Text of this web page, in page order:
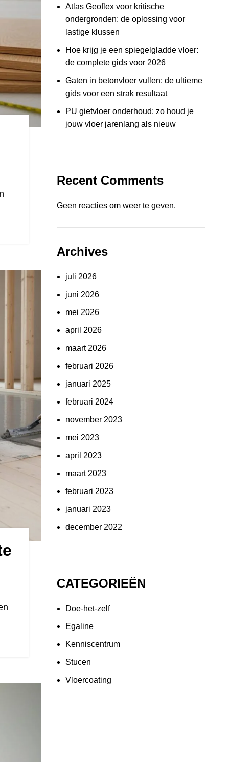
Atlas Geoflex voor kritische
ondergronden: de oplossing voor
lastige klussen
Hoe krijg je een spiegelgladde vloer:
de complete gids voor 2026
Gaten in betonvloer vullen: de ultieme
gids voor een strak resultaat
PU gietvloer onderhoud: zo houd je
jouw vloer jarenlang als nieuw
Recent Comments
Geen reacties om weer te geven.
Archives
juli 2026
juni 2026
mei 2026
april 2026
maart 2026
februari 2026
januari 2025
februari 2024
november 2023
mei 2023
april 2023
maart 2023
februari 2023
januari 2023
december 2022
CATEGORIEËN
Doe-het-zelf
Egaline
Kenniscentrum
Stucen
Vloercoating